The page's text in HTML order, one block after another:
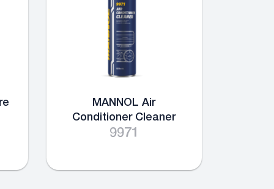
MANNOL Air
Conditioner Cleaner
9971